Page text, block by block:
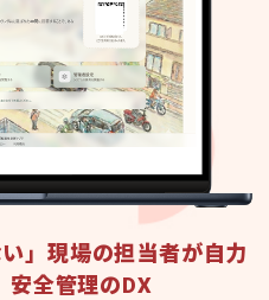
」現場の担当者が自力
安全管理のDX